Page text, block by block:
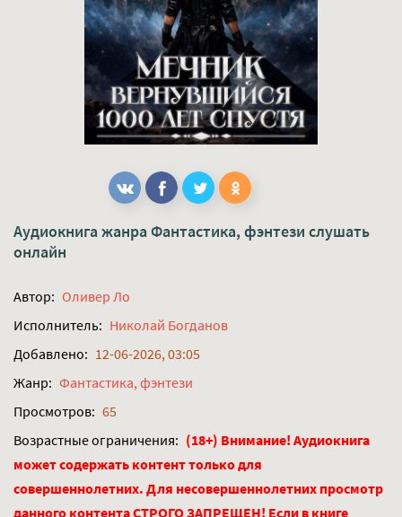
Аудиокнига жанра Фантастика, фэнтези слушать
онлайн
Автор: Оливер Ло
Исполнитель: Николай Богданов
Добавлено: 12-06-2026, 03:05
Жанр: Фантастика, фэнтези
Просмотров: 65
Возрастные ограничения: (18+) Внимание! Аудиокнига
может содержать контент только для
совершеннолетних. Для несовершеннолетних просмотр
данного контента СТРОГО ЗАПРЕЩЕН! Если в книге